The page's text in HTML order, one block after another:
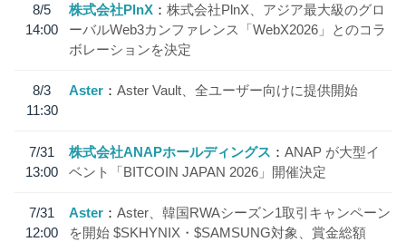
8/5
14:00
株式会社PlnX
株式会社PlnX、アジア最大級のグロ
ーバルWeb3カンファレンス「WebX2026」とのコラ
ボレーションを決定
8/3
11:30
Aster Aster Vault、全ユーザー向けに提供開始
7/31
13:00
株式会社ANAPホールディングス
ANAP が大型イ
ベント「BITCOIN JAPAN 2026」開催決定
7/31
12:00
Aster
Aster、韓国RWAシーズン1取引キャンペーン
を開始 $SKHYNIX・$SAMSUNG対象、賞金総額